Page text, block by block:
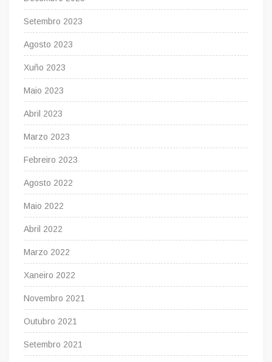
Setembro 2023
Agosto 2023
Xuño 2023
Maio 2023
Abril 2023
Marzo 2023
Febreiro 2023
Agosto 2022
Maio 2022
Abril 2022
Marzo 2022
Xaneiro 2022
Novembro 2021
Outubro 2021
Setembro 2021